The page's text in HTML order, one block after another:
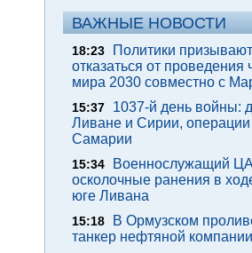
ВАЖНЫЕ НОВОСТИ
18:23
Политики
отказаться от проведения
мира 2030 совместно с
15:37
1037-й день войны:
Ливане и Сирии,
Самарии
15:34
Военнослужащий
осколочные ранения в
юге Ливана
15:18
В Ормузском
танкер нефтяной